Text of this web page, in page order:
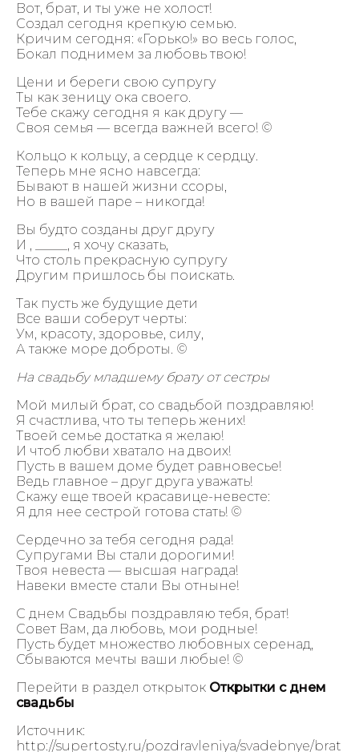
Вот, брат, и ты уже не холост!
Создал сегодня крепкую семью.
Кричим сегодня: «Горько!» во весь голос,
Бокал поднимем за любовь твою!
Цени и береги свою супругу
Ты как зеницу ока своего.
Тебе скажу сегодня я как другу —
Своя семья — всегда важней всего! ©
Кольцо к кольцу, а сердце к сердцу.
Теперь мне ясно навсегда:
Бывают в нашей жизни ссоры,
Но в вашей паре – никогда!
Вы будто созданы друг другу
И , _____, я хочу сказать,
Что столь прекрасную супругу
Другим пришлось бы поискать.
Так пусть же будущие дети
Все ваши соберут черты:
Ум, красоту, здоровье, силу,
А также море доброты. ©
На свадьбу младшему брату от сестры
Мой милый брат, со свадьбой поздравляю!
Я счастлива, что ты теперь жених!
Твоей семье достатка я желаю!
И чтоб любви хватало на двоих!
Пусть в вашем доме будет равновесье!
Ведь главное – друг друга уважать!
Скажу еще твоей красавице-невесте:
Я для нее сестрой готова стать! ©
Сердечно за тебя сегодня рада!
Супругами Вы стали дорогими!
Твоя невеста — высшая награда!
Навеки вместе стали Вы отныне!
С днем Свадьбы поздравляю тебя, брат!
Совет Вам, да любовь, мои родные!
Пусть будет множество любовных серенад,
Сбываются мечты ваши любые! ©
Перейти в раздел открыток Открытки с днем
свадьбы
Источник:
http://supertosty.ru/pozdravleniya/svadebnye/brat